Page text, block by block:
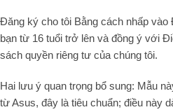
Đăng ký cho tôi Bằng cách nhấp
bạn từ 16 tuổi trở lên và đồng ý với
sách quyền riêng tư của chúng tôi.
Hai lưu ý quan trọng bổ sung: Mẫu
từ Asus, đây là tiêu chuẩn; điều này